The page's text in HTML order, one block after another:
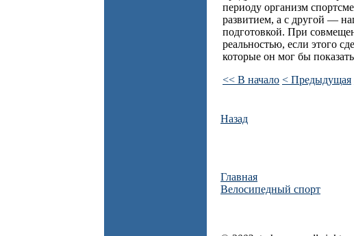
периоду организм
развитием, а с другой —
подготовкой. При
реальностью, если этого
которые он мог бы
<< В начало < Предыдущая
Назад
Главная
Велосипедный спорт